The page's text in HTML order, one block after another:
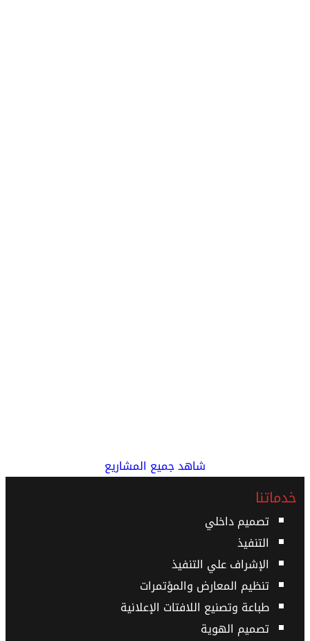
شاهد جميع المشاريع
خدماتنا
تصميم داخلي
التنفيذ
الإشراف علي التنفيذ
تنظيم المعارض والمؤتمرات
طباعة وتصنيع اللافتات الإعلانية
تصميم الهوية